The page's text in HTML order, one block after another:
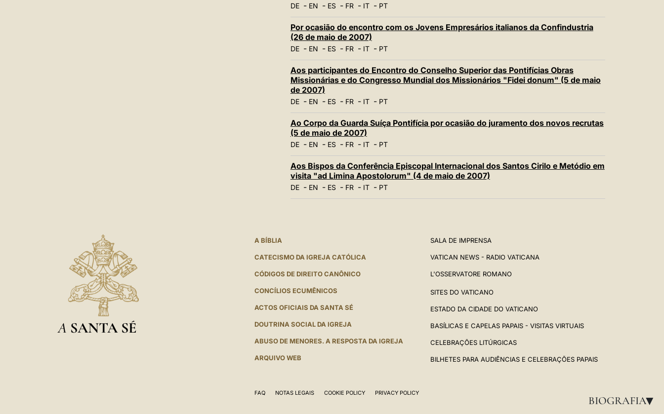
BIOGRAFIA▸
DE- EN - ES- FR- IT- PT
Por ocasião do encontro com os Jovens Empresários italianos da Confindustria
(26 de maio de 2007)
DE- EN - ES- FR- IT- PT
Aos participantes do Encontro do Conselho Superior das Pontifícias Obras
Missionárias e do Congresso Mundial dos Missionários "Fidei donum" (5 de maio
de 2007)
DE- EN - ES- FR- IT- PT
Ao Corpo da Guarda Suíça Pontifícia por ocasião do juramento dos novos recrutas
(5 de maio de 2007)
DE- EN - ES- FR- IT- PT
Aos Bispos da Conferência Episcopal Internacional dos Santos Cirilo e Metódio em
visita "ad Limina Apostolorum" (4 de maio de 2007)
DE- EN - ES- FR- IT- PT
A SANTA SÉ
A BÍBLIA
CATECISMO DA IGREJA CATÓLICA
CÓDIGOS DE DIREITO CANÔNICO
CONCÍLIOS ECUMÊNICOS
ACTOS OFICIAIS DA SANTA SÉ
DOUTRINA SOCIAL DA IGREJA
ABUSO DE MENORES. A RESPOSTA DA IGREJA
ARQUIVO WEB
SALA DE IMPRENSA
VATICAN NEWS - RADIO VATICANA
L'OSSERVATORE ROMANO
SITES DO VATICANO
ESTADO DA CIDADE DO VATICANO
BASÍLICAS E CAPELAS PAPAIS - VISITAS VIRTUAIS
CELEBRAÇÕES LITÚRGICAS
BILHETES PARA AUDIÊNCIAS E CELEBRAÇÕES PAPAIS
FAQ NOTAS LEGAIS COOKIE POLICY PRIVACY POLICY